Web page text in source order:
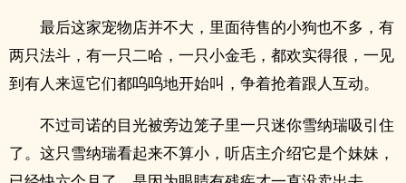
最后这家宠物店并不大，里面待售的小狗也不多，有
两只法斗，有一只二哈，一只小金毛，都欢实得很，一见
到有人来逗它们都呜呜地开始叫，争着抢着跟人互动。
不过司诺的目光被旁边笼子里一只迷你雪纳瑞吸引住
了。这只雪纳瑞看起来不算小，听店主介绍它是个妹妹，